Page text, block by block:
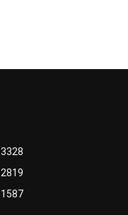
3328
2819
1587